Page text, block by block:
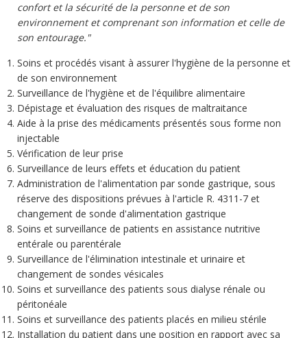
confort et la sécurité de la personne et de son
environnement et comprenant son information et celle de
son entourage."
Soins et procédés visant à assurer l'hygiène de la personne et
de son environnement
Surveillance de l'hygiène et de l'équilibre alimentaire
Dépistage et évaluation des risques de maltraitance
Aide à la prise des médicaments présentés sous forme non
injectable
Vérification de leur prise
Surveillance de leurs effets et éducation du patient
Administration de l'alimentation par sonde gastrique, sous
réserve des dispositions prévues à l'article R. 4311-7 et
changement de sonde d'alimentation gastrique
Soins et surveillance de patients en assistance nutritive
entérale ou parentérale
Surveillance de l'élimination intestinale et urinaire et
changement de sondes vésicales
Soins et surveillance des patients sous dialyse rénale ou
péritonéale
Soins et surveillance des patients placés en milieu stérile
Installation du patient dans une position en rapport avec sa